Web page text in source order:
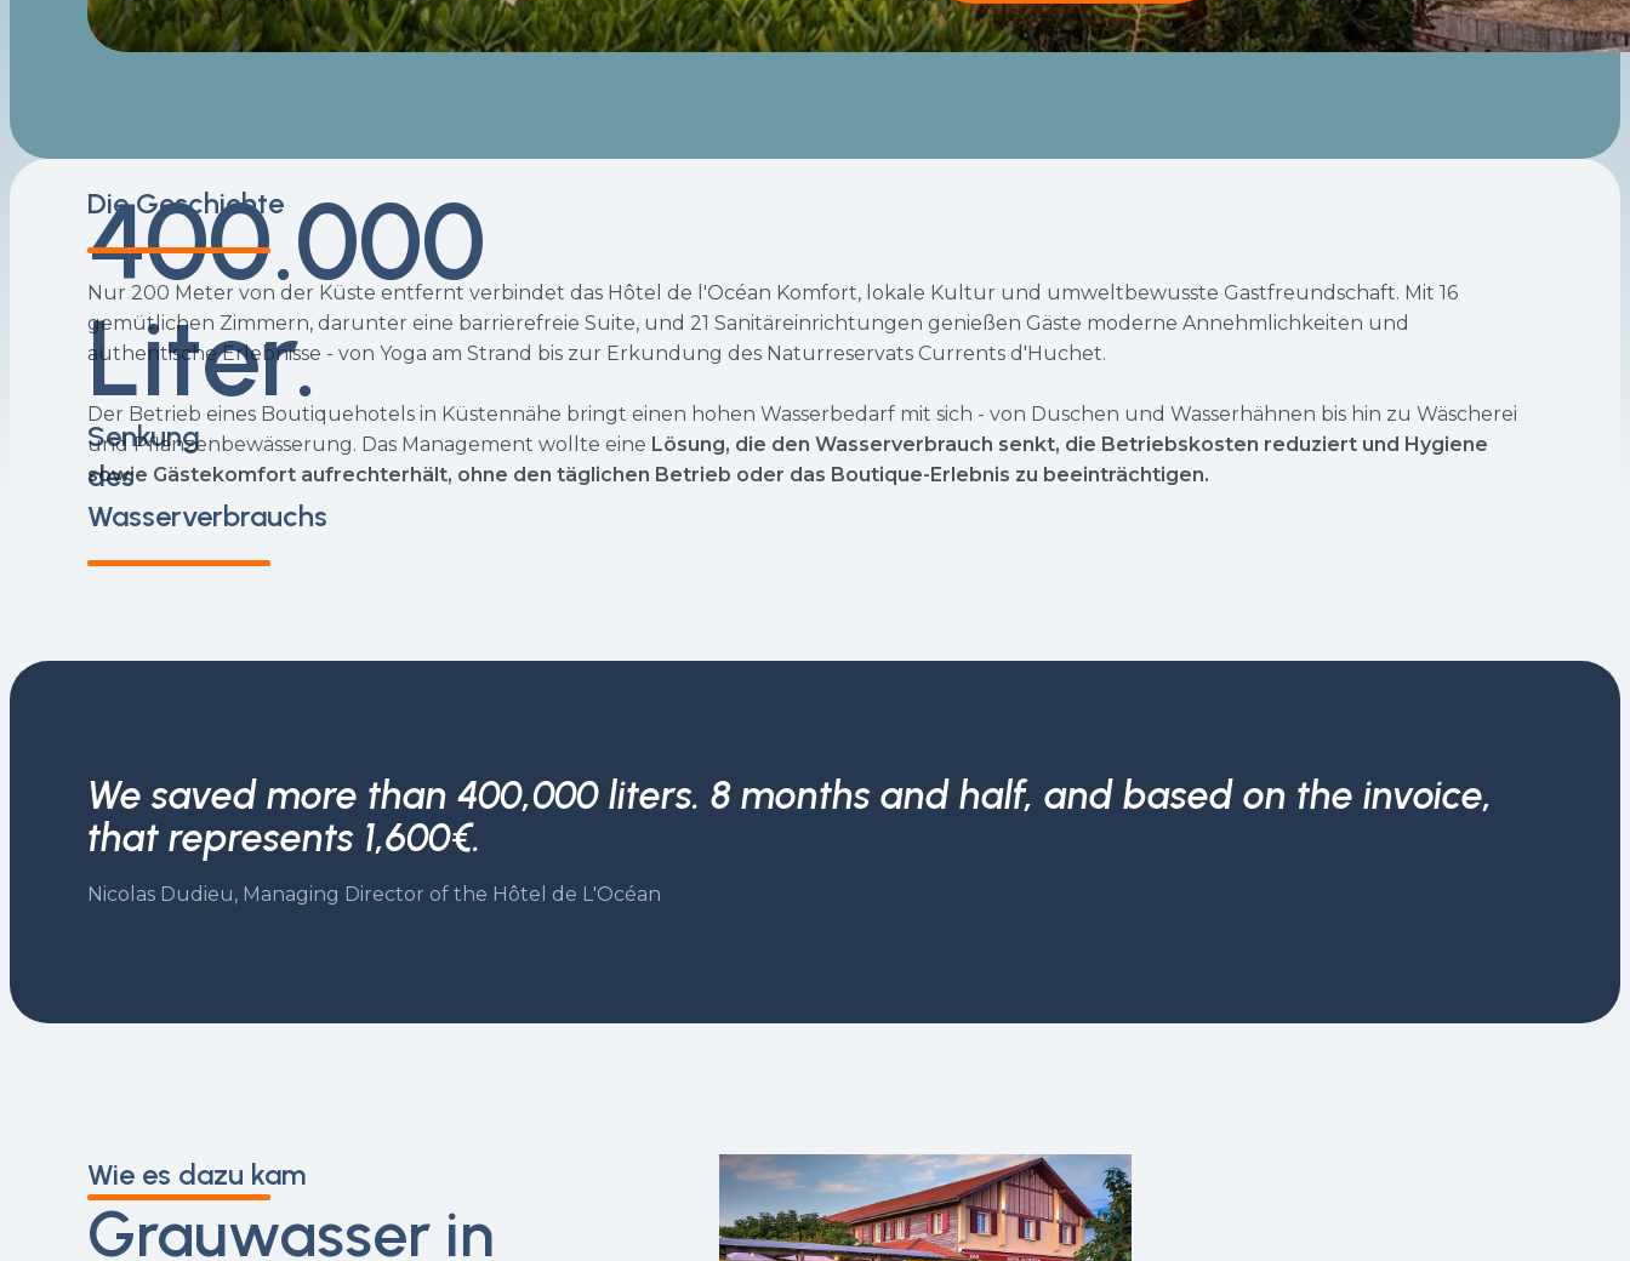
400.000
Liter.
Senkung
des
Wasserverbrauchs
Die Geschichte
Nur 200 Meter von der Küste entfernt verbindet das Hôtel de l'Océan Komfort, lokale Kultur und umweltbewusste Gastfreundschaft. Mit 16
gemütlichen Zimmern, darunter eine barrierefreie Suite, und 21 Sanitäreinrichtungen genießen Gäste moderne Annehmlichkeiten und
authentische Erlebnisse - von Yoga am Strand bis zur Erkundung des Naturreservats Currents d'Huchet.
Der Betrieb eines Boutiquehotels in Küstennähe bringt einen hohen Wasserbedarf mit sich - von Duschen und Wasserhähnen bis hin zu Wäscherei
und Pflanzenbewässerung. Das Management wollte eine Lösung, die den Wasserverbrauch senkt, die Betriebskosten reduziert und Hygiene
sowie Gästekomfort aufrechterhält, ohne den täglichen Betrieb oder das Boutique-Erlebnis zu beeinträchtigen.
We saved more than 400,000 liters. 8 months and half, and based on the invoice,
that represents 1,600€.
Nicolas Dudieu, Managing Director of the Hôtel de L'Océan
Wie es dazu kam
Grauwasser in